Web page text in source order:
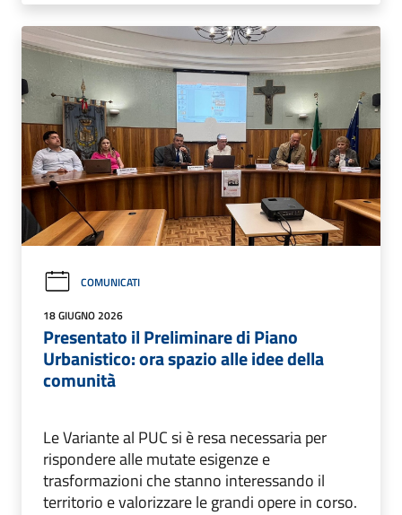
COMUNICATI
18 GIUGNO 2026
Presentato il Preliminare di Piano
Urbanistico: ora spazio alle idee della
comunità
Le Variante al PUC si è resa necessaria per
rispondere alle mutate esigenze e
trasformazioni che stanno interessando il
territorio e valorizzare le grandi opere in corso.